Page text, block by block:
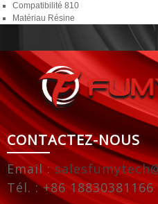
Compatibilité 810
Matériau Résine
CONTACTEZ-NOUS
Email :
Tél. : +86 18830381166